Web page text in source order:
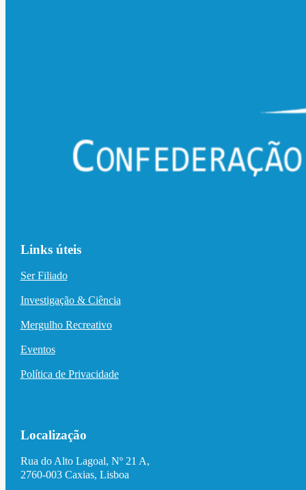
Links úteis
Ser Filiado
Investigação & Ciência
Mergulho Recreativo
Eventos
Política de Privacidade
Localização
Rua do Alto Lagoal, Nº 21 A,
2760-003 Caxias, Lisboa